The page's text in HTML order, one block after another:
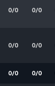
0/0 0/0
0/0 0/0
0/0 0/0